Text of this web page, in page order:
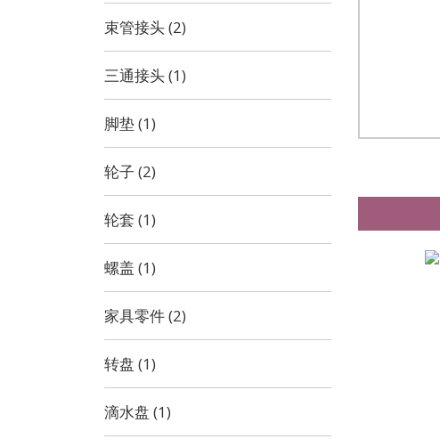
束管接头 (2)
三通接头 (1)
脚垫 (1)
轮子 (2)
轮套 (1)
螺盖 (1)
家具零件 (2)
转盘 (1)
滴水盘 (1)